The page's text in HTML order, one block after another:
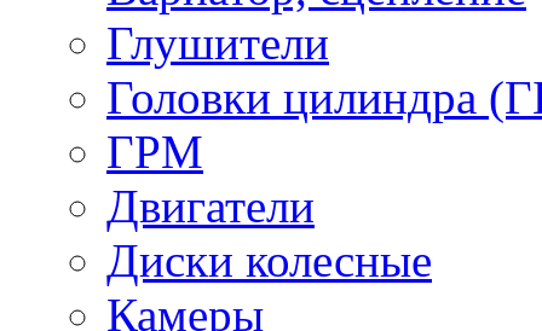
Глушители
Головки цилиндра
ГРМ
Двигатели
Диски колесные
Камеры